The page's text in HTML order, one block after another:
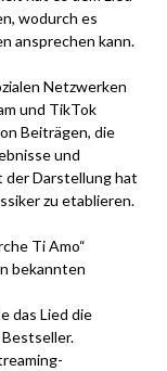
wodurch es
ansprechen kann.
Netzwerken
und TikTok
Beiträgen, die
und
der Darstellung hat
zu etablieren.
Ti Amo“
bekannten
das Lied die